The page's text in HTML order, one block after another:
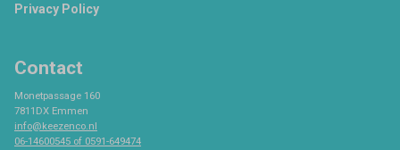
Privacy Policy
Contact
Monetpassage 160
7811DX Emmen
info@keezenco.nl
06-14600545 of 0591-649474